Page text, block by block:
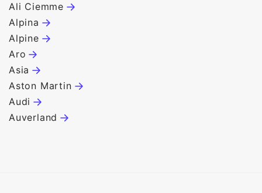
Ali Ciemme
Alpina
Alpine
Aro
Asia
Aston Martin
Audi
Auverland